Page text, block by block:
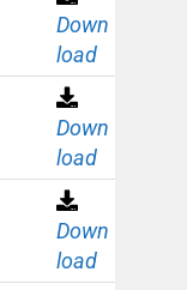
Down
load
Down
load
Down
load